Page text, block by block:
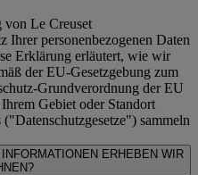
von Le Creuset
Ihrer personenbezogenen Daten
Erklärung erläutert, wie wir
der EU-Gesetzgebung zum
Grundverordnung der EU
Gebiet oder Standort
("Datenschutzgesetze") sammeln
ERHEBEN WIR